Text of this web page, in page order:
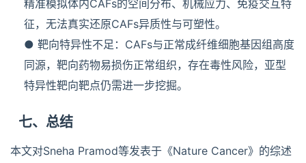
精准模拟体内CAFs的空间分布、机械应力、免疫交互特
征，无法真实还原CAFs异质性与可塑性。
● 靶向特异性不足：CAFs与正常成纤维细胞基因组高度
同源，靶向药物易损伤正常组织，存在毒性风险，亚型
特异性靶向靶点仍需进一步挖掘。
七、总结
本文对Sneha Pramod等发表于《Nature Cancer》的综述